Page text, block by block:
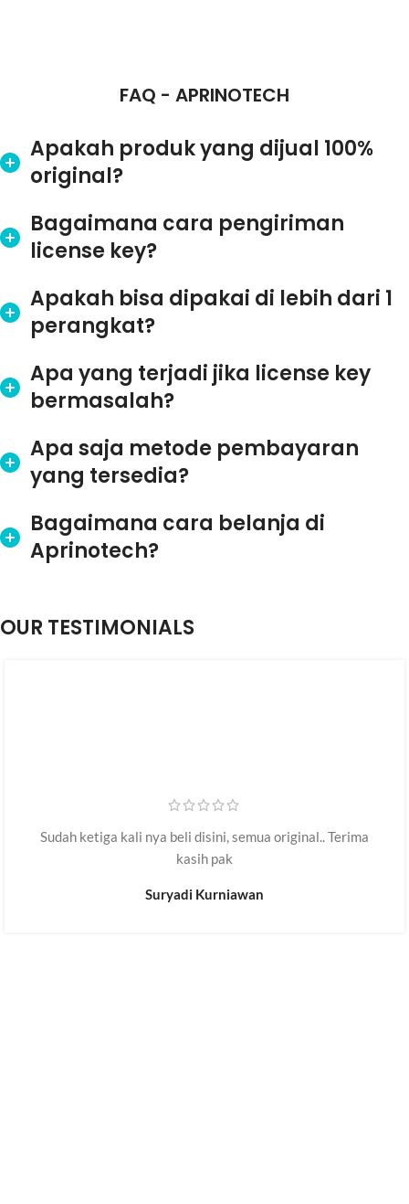
FAQ - APRINOTECH
Apakah produk yang dijual 100%
original?
Bagaimana cara pengiriman
license key?
Apakah bisa dipakai di lebih dari 1
perangkat?
Apa yang terjadi jika license key
bermasalah?
Apa saja metode pembayaran
yang tersedia?
Bagaimana cara belanja di
Aprinotech?
OUR TESTIMONIALS
Sudah ketiga kali nya beli disini, semua original.. Terima
kasih pak
Suryadi Kurniawan